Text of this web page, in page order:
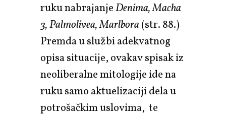
ruku nabrajanjeDenima, Macha
3, Palmolivea, Marlbora(str. 88.)
Premda u službi adekvatnog
opisa situacije, ovakav spisak iz
neoliberalne mitologije ide na
ruku samo aktuelizaciji dela u
potrošačkim uslovima, te